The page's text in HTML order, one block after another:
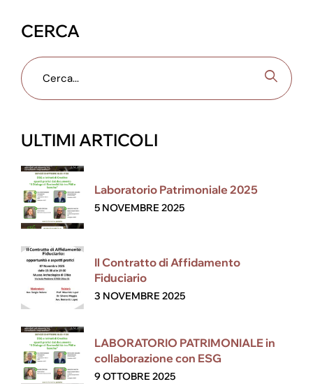
CERCA
ULTIMI ARTICOLI
Laboratorio Patrimoniale 2025
5 NOVEMBRE 2025
Il Contratto di Affidamento
Fiduciario
3 NOVEMBRE 2025
LABORATORIO PATRIMONIALE in
collaborazione con ESG
9 OTTOBRE 2025